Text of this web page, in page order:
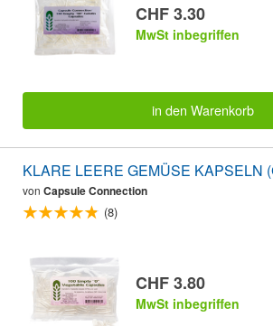
CHF 3.30
MwSt inbegriffen
in den Warenkorb
KLARE LEERE GEMÜSE KAPSELN
von Capsule Connection
(8)
CHF 3.80
MwSt inbegriffen